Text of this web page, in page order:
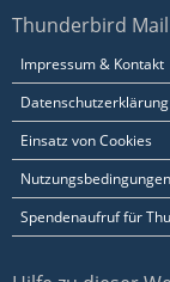
Thunderbird Mail
Impressum & Kontakt
Datenschutzerklärung
Einsatz von Cookies
Nutzungsbedingungen
Spendenaufruf für